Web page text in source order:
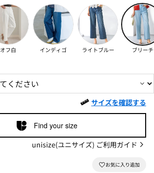
オフ白 インディゴ ライトブルー ブリーチ
サイズを確認する
Find your size
unisize(ユニサイズ) ご利用ガイド